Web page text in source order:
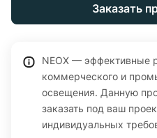
Заказать
NEOX — эффективные
коммерческого и
освещения. Данную
заказать под ваш
индивидуальных